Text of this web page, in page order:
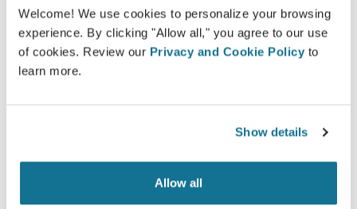
Welcome! We use cookies to personalize your browsing
experience. By clicking "Allow all," you agree to our use
of cookies. Review our Privacy and Cookie Policy to
learn more.
Show details
Allow all
chaque instant. Nos serveurs sont entièrement
cryptés. Vos informations restent donc
sécurisées et privées